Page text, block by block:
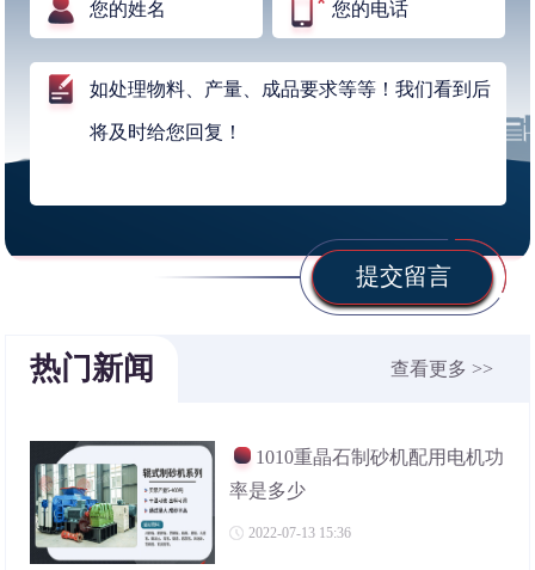
提交留言
热门新闻 查看更多 >>
1010重晶石制砂机配用电机功
率是多少
2022-07-13 15:36